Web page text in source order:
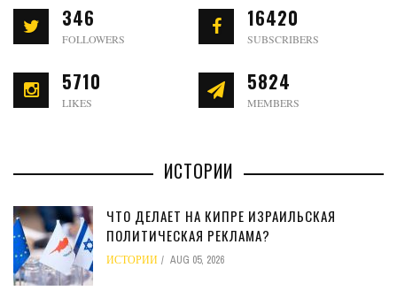
346
FOLLOWERS
16420
SUBSCRIBERS
5710
LIKES
5824
MEMBERS
ИСТОРИИ
ЧТО ДЕЛАЕТ НА КИПРЕ ИЗРАИЛЬСКАЯ
ПОЛИТИЧЕСКАЯ РЕКЛАМА?
ИСТОРИИ AUG 05, 2026